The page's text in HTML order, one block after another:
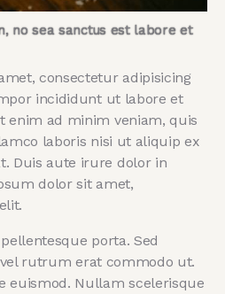
no sea sanctus est labore et
consectetur adipisicing
incididunt ut labore et
enim ad minim veniam, quis
laboris nisi ut aliquip ex
Duis aute irure dolor in
dolor sit amet,
porta. Sed
rutrum erat commodo ut.
euismod. Nullam scelerisque